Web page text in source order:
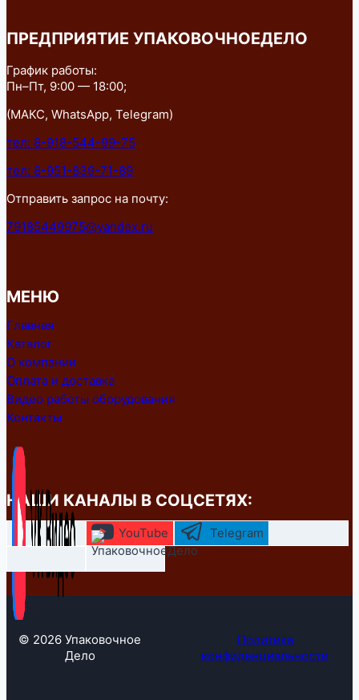
ПРЕДПРИЯТИЕ УПАКОВОЧНОЕДЕЛО
График работы:
Пн–Пт, 9:00 — 18:00;
(МАКС, WhatsApp, Telegram)
тел: 8-918-544-99-75
тел: 8-951-839-71-89
Отправить запрос на почту:
79185449975@yandex.ru
МЕНЮ
Главная
Каталог
О компании
Оплата и доставка
Видео работы оборудования
Контакты
НАШИ КАНАЛЫ В СОЦСЕТЯХ:
YouTube Telegram
© 2026 Упаковочное
Дело
Политика
конфиденциальности